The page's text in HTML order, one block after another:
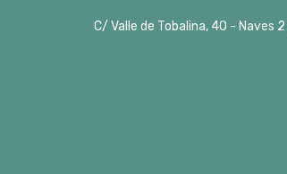
C/ Valle de Tobalina, 40 - Naves